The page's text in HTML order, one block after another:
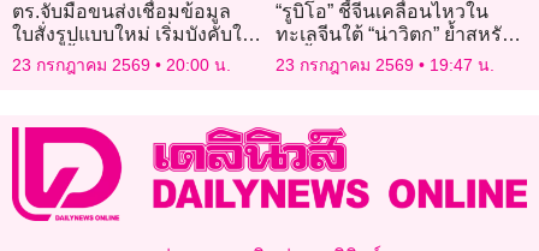
ตร.จับมือขนส่งเชื่อมข้อมูล
ใบสั่งรูปแบบใหม่ เริ่มบังคับใช้
1 ส.ค.นี้ หากค้างชำระไม่ได้รับ
ป้ายภาษีจริง
23 กรกฎาคม 2569 20:00 น.
“รูบิโอ” ชี้จีนเคลื่อนไหวใน
ทะเลจีนใต้ “น่าวิตก” ย้ำสหรัฐ
ไม่ทิ้งฟิลิปปินส์
23 กรกฎาคม 2569 19:47 น.